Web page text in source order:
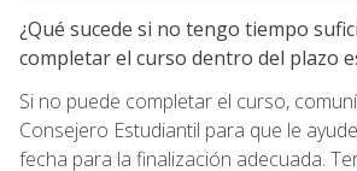
¿Qué sucede si no tengo tiempo
completar el curso dentro del plazo
Si no puede completar el curso,
Consejero Estudiantil para que le
fecha para la finalización adecuada.